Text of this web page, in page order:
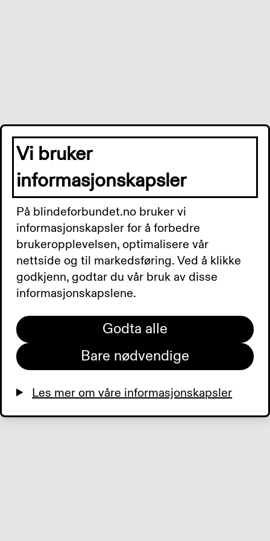
Vi bruker
informasjonskapsler
På blindeforbundet.no bruker vi
informasjonskapsler for å forbedre
brukeropplevelsen, optimalisere vår
nettside og til markedsføring. Ved å klikke
godkjenn, godtar du vår bruk av disse
informasjonskapslene.
Godta alle
Bare nødvendige
Les mer om våre informasjonskapsler
Application error: aserver-side exception has occurred while
loadingwww.blindeforbundet.no(see the server logsfor more
information).
Digest: 1985911296